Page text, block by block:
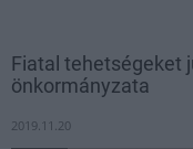
Fiatal tehetségeket
önkormányzata
2019.11.20